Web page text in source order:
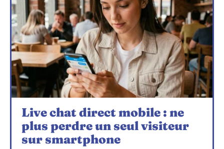
Live chat direct mobile : ne
plus perdre un seul visiteur
sur smartphone